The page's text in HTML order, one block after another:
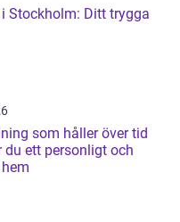
Stockholm: Ditt trygga
som håller över tid
du ett personligt och